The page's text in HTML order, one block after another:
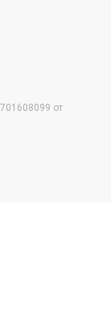
от